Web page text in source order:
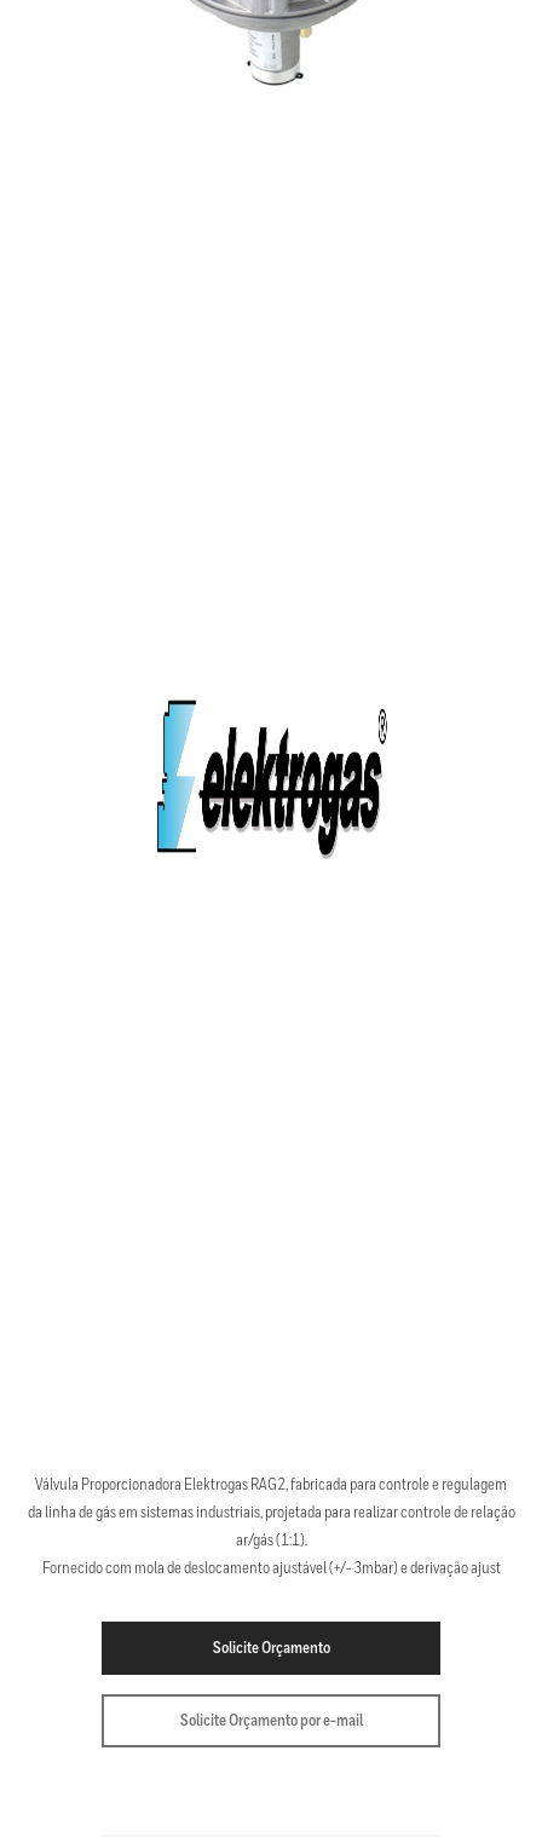
Válvula Proporcionadora Elektrogas RAG2, fabricada para controle e regulagem
da linha de gás em sistemas industriais, projetada para realizar controle de relação
ar/gás (1:1).
Fornecido com mola de deslocamento ajustável (+/- 3mbar) e derivação ajust
Solicite Orçamento
Solicite Orçamento por e-mail